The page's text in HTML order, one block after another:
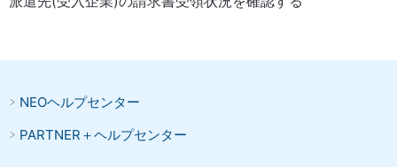
NEOヘルプセンター
PARTNER＋ヘルプセンター